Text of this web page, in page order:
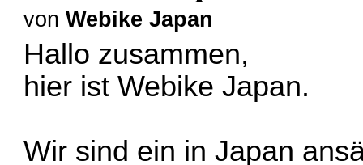
vonWebike Japan
Hallo zusammen,
hier ist Webike Japan.
Wir sind ein in Japan